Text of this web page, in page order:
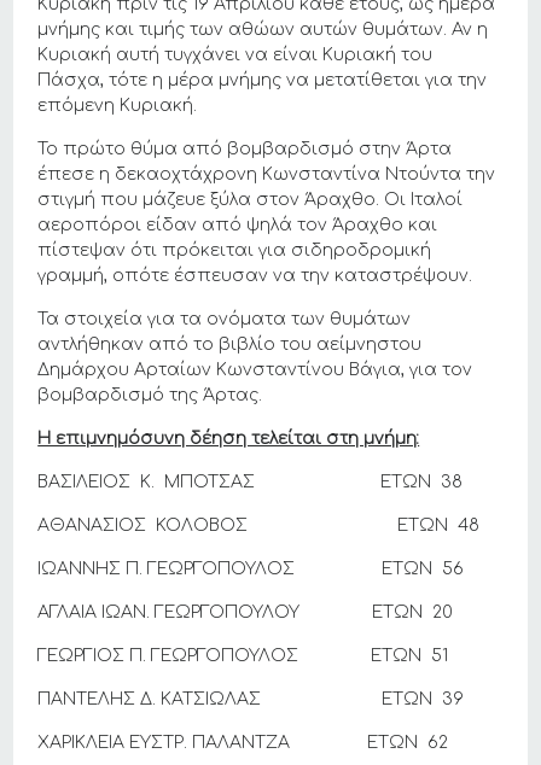
Κυριακή πριν τις 19 Απριλίου κάθε έτους, ως ημέρα
μνήμης και τιμής των αθώων αυτών θυμάτων. Αν η
Κυριακή αυτή τυγχάνει να είναι Κυριακή του
Πάσχα, τότε η μέρα μνήμης να μετατίθεται για την
επόμενη Κυριακή.
Το πρώτο θύμα από βομβαρδισμό στην Άρτα
έπεσε η δεκαοχτάχρονη Κωνσταντίνα Ντούντα την
στιγμή που μάζευε ξύλα στον Άραχθο. Οι Ιταλοί
αεροπόροι είδαν από ψηλά τον Άραχθο και
πίστεψαν ότι πρόκειται για σιδηροδρομική
γραμμή, οπότε έσπευσαν να την καταστρέψουν.
Τα στοιχεία για τα ονόματα των θυμάτων
αντλήθηκαν από το βιβλίο του αείμνηστου
Δημάρχου Αρταίων Κωνσταντίνου Βάγια, για τον
βομβαρδισμό της Άρτας.
Η επιμνημόσυνη δέηση τελείται στη μνήμη:
ΒΑΣΙΛΕΙΟΣ Κ. ΜΠΟΤΣΑΣ ΕΤΩΝ 38
ΑΘΑΝΑΣΙΟΣ ΚΟΛΟΒΟΣ ΕΤΩΝ 48
ΙΩΑΝΝΗΣ Π. ΓΕΩΡΓΟΠΟΥΛΟΣ ΕΤΩΝ 56
ΑΓΛΑΙΑ ΙΩΑΝ. ΓΕΩΡΓΟΠΟΥΛΟΥ ΕΤΩΝ 20
ΓΕΩΡΓΙΟΣ Π. ΓΕΩΡΓΟΠΟΥΛΟΣ ΕΤΩΝ 51
ΠΑΝΤΕΛΗΣ Δ. ΚΑΤΣΙΩΛΑΣ ΕΤΩΝ 39
ΧΑΡΙΚΛΕΙΑ ΕΥΣΤΡ. ΠΑΛΑΝΤΖΑ ΕΤΩΝ 62